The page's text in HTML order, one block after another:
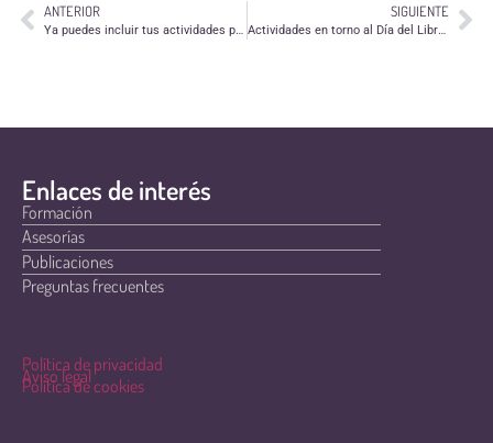
ANTERIOR
Ya puedes incluir tus actividades para la edición de la "Guía de verano para jóvenes"
SIGUIENTE
Actividades en torno al Día del Libro en la Fundación El Tranvía
Enlaces de interés
Formación
Asesorías
Publicaciones
Preguntas frecuentes
Política de privacidad
Aviso legal
Política de cookies